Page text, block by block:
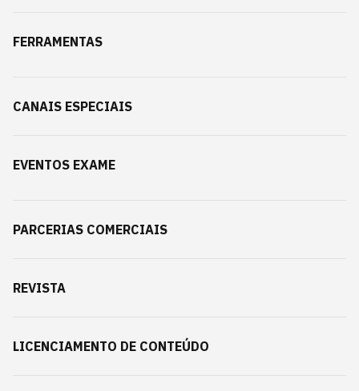
FERRAMENTAS
CANAIS ESPECIAIS
EVENTOS EXAME
PARCERIAS COMERCIAIS
REVISTA
LICENCIAMENTO DE CONTEÚDO